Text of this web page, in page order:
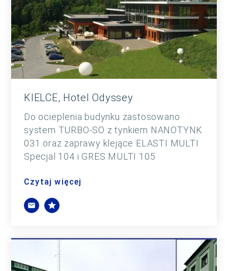
KIELCE, Hotel Odyssey
Do ocieplenia budynku zastosowano
system TURBO-SO z tynkiem NANOTYNK
031 oraz zaprawy klejące ELASTI MULTI
Specjal 104 i GRES MULTI 105
Czytaj więcej